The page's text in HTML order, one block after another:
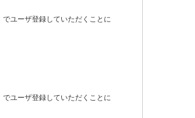
ユーザ登録していただくことに
ユーザ登録していただくことに